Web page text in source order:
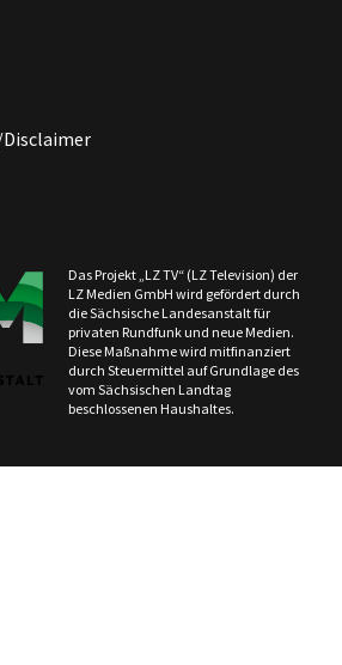
Das Projekt „LZ TV“ (LZ Television) der
LZ Medien GmbH wird gefördert durch
die Sächsische Landesanstalt für
privaten Rundfunk und neue Medien.
Diese Maßnahme wird mitfinanziert
durch Steuermittel auf Grundlage des
vom Sächsischen Landtag
beschlossenen Haushaltes.